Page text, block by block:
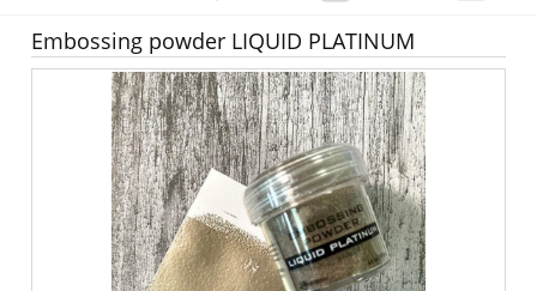
Embossing powder LIQUID PLATINUM